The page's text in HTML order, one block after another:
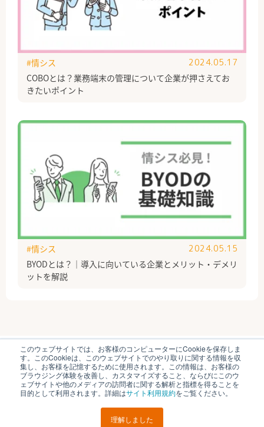
このウェブサイトでは、お客様のコンピューターにCookieを保存しま
す。このCookieは、このウェブサイトでのやり取りに関する情報を収
集し、お客様を記憶するために使用されます。この情報は、お客様の
ブラウジング体験を改善し、カスタマイズすること、ならびにこのウ
ェブサイトや他のメディアの訪問者に関する解析と指標を得ることを
目的として利用されます。詳細はサイト利用規約をご覧ください。
理解しました
COBOとは？業務端末の管理について企業が押さえてお
きたいポイント
#情シス 2024.05.17
BYODとは？｜導入に向いている企業とメリット・デメリ
ットを解説
#情シス 2024.05.15
ブイキューブのはたらく研究部とは 運営会社
個人情報保護方針 各種お問い合わせ
© V-cube, Inc. All Rights Reserved.